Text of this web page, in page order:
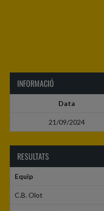
INFORMACIÓ
Data
21/09/2024
RESULTATS
Equip
C.B. Olot